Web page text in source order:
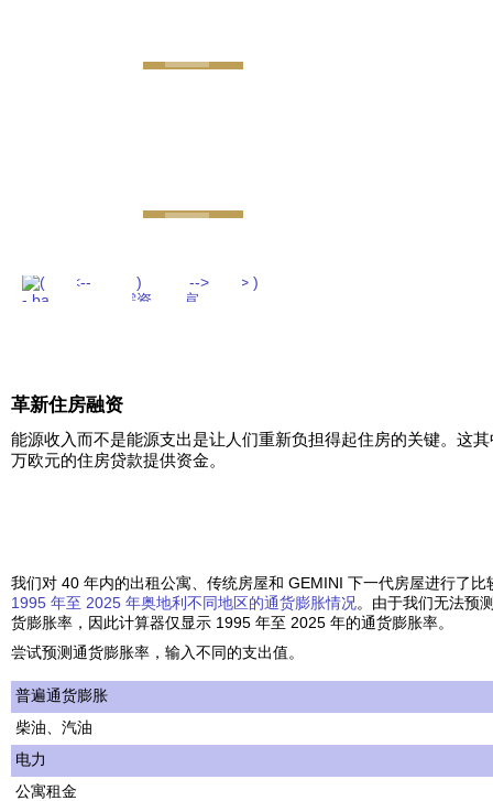
革新住房融资
能源收入而不是能源支出是让人们重新负担得起住房的关键。这
万欧元的住房贷款提供资金。
我们对 40 年内的出租公寓、传统房屋和 GEMINI 下一代房屋进行了
1995 年至 2025 年奥地利不同地区的通货膨胀情况。由于我们无法预
货膨胀率，因此计算器仅显示 1995 年至 2025 年的通货膨胀率。
尝试预测通货膨胀率，输入不同的支出值。
普遍通货膨胀
柴油、汽油
电力
公寓租金